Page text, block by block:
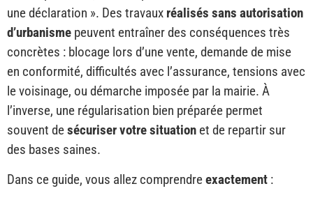
une déclaration ». Des travaux réalisés sans autorisation
d’urbanisme peuvent entraîner des conséquences très
concrètes : blocage lors d’une vente, demande de mise
en conformité, difficultés avec l’assurance, tensions avec
le voisinage, ou démarche imposée par la mairie. À
l’inverse, une régularisation bien préparée permet
souvent desécuriser votre situation et de repartir sur
des bases saines.
Dans ce guide, vous allez comprendreexactement :